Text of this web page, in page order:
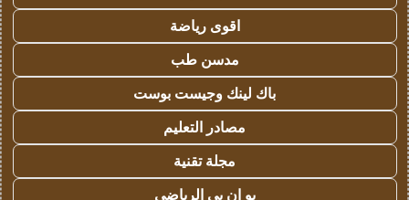
اقوى رياضة
مدسن طب
باك لينك وجيست بوست
مصادر التعليم
مجلة تقنية
يو ان بي الرياضي